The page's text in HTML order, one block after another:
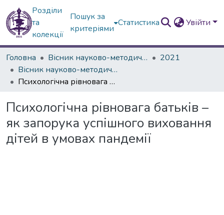
Розділи
та
колекції
Пошук за
критеріями
Статистика Увійти
Головна Вісник науково-методичних досліджень ВГПК
2021
Вісник науково-методичних досліджень ВГПК № 1 (36)
Психологічна рівновага батьків – як запорука успішного виховання дітей в умовах пандемії
Психологічна рівновага батьків –
як запорука успішного виховання
дітей в умовах пандемії